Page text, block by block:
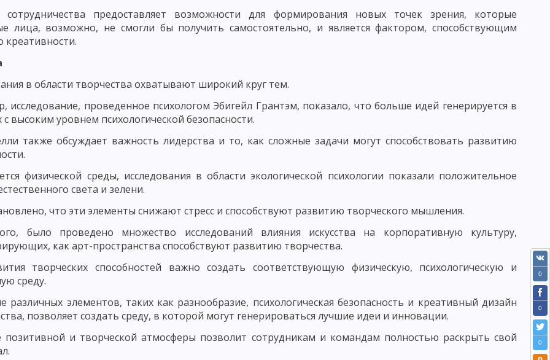
СОДЕРЖАТЕЛЬНЫЙ КОМПОНЕНТ УЧЕБНОГО ПРОЦЕССА
ОБРАЗОВАТЕЛЬНАЯ ФУНКЦИЯ УЧЕБНОГО ПРОЦЕССА
ФУНКЦИЯ САМОСОВЕРШЕНСТВОВАНИЯ ДИДАКТИЧЕСКИЕ СИСТЕМЫ И.Ф. ГЕРБАРТА И ДЖ. ДЬЮИ
ОБУЧЕНИЕ
ОБУЧЕНИЯ РАЗВИВАЮЩЕЕ ОБУЧЕНИЕ ТЕХНОЛОГИЯ ОБУЧЕНИЯ ПЕДАГОГИКА СОТРУДНИЧЕСТВА
ПРОЦЕССА ЗАКОНОМЕРНОСТИ УЧЕБНОГО ПРОЦЕССА И ИХ КЛАССИФИКАЦИЯ
ПРОЦЕССА СОЦИОЛОГИЧЕСКИЕ И ОРГАНИЗАЦИОННЫЕ ЗАКОНОМЕРНОСТИ УЧЕБНОГО ПРОЦЕССА
ОБУЧЕНИЯ, КОТОРЫЕ КАСАЮТСЯ ВСЕХ КОМПОНЕНТОВ ДИДАКТИЧЕСКОГО ПРОЦЕССА
ПОСЛЕДОВАТЕЛЬНОСТИ ОБУЧЕНИЯ ПРИНЦИП ГУМАНИЗАЦИИ И ГУМАНИТАРИЗАЦИИ ОБУЧЕНИЯ
В ОБУЧЕНИИ
СОЧЕТАНИЯ КОЛЛЕКТИВНЫХ И ИНДИВИДУАЛЬНЫХ ФОРМ И СПОСОБОВ УЧЕБНОЙ РАБОТЫ
сотрудничества предоставляет возможности для формирования новых точек зрения, которые
лица, возможно, не смогли бы получить самостоятельно, и является фактором, способствующим
креативности.
в области творчества охватывают широкий круг тем.
исследование, проведенное психологом Эбигейл Грантэм, показало, что больше идей генерируется в
высоким уровнем психологической безопасности.
также обсуждает важность лидерства и то, как сложные задачи могут способствовать развитию
физической среды, исследования в области экологической психологии показали положительное
света и зелени.
что эти элементы снижают стресс и способствуют развитию творческого мышления.
было проведено множество исследований влияния искусства на корпоративную культуру,
как арт-пространства способствуют развитию творчества.
творческих способностей важно создать соответствующую физическую, психологическую и
среду.
различных элементов, таких как разнообразие, психологическая безопасность и креативный дизайн
позволяет создать среду, в которой могут генерироваться лучшие идеи и инновации.
позитивной и творческой атмосферы позволит сотрудникам и командам полностью раскрыть свой
0
0
0